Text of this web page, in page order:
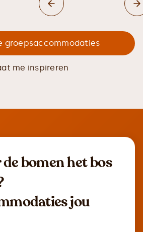
groepsaccommodaties
me inspireren
bomen het bos
jou